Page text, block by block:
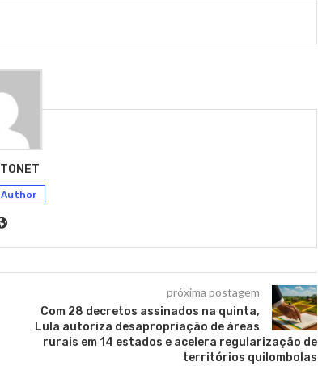
Author
próxima postagem
Com 28 decretos assinados na quinta,
Lula autoriza desapropriação de áreas
rurais em 14 estados e acelera regularização de
territórios quilombolas